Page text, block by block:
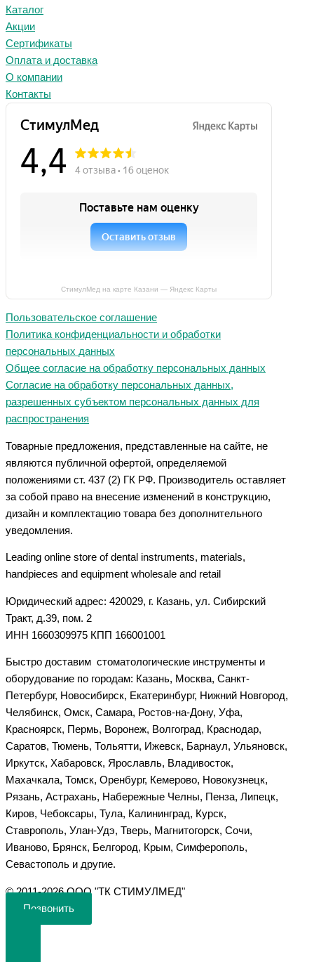
Каталог
Акции
Сертификаты
Оплата и доставка
О компании
Контакты
СтимулМед на карте Казани — Яндекс Карты
Пользовательское соглашение
Политика конфиденциальности и обработки
персональных данных
Общее согласие на обработку персональных данных
Согласие на обработку персональных данных,
разрешенных субъектом персональных данных для
распространения
Товарные предложения, представленные на сайте, не
являются публичной офертой, определяемой
положениями ст. 437 (2) ГК РФ. Производитель оставляет
за собой право на внесение изменений в конструкцию,
дизайн и комплектацию товара без дополнительного
уведомления.
Leading online store of dental instruments, materials,
handpieces and equipment wholesale and retail
Юридический адрес: 420029, г. Казань, ул. Сибирский
Тракт, д.39, пом. 2
ИНН 1660309975 КПП 166001001
Быстро доставим стоматологические инструменты и
оборудование по городам: Казань, Москва, Санкт-
Петербург, Новосибирск, Екатеринбург, Нижний Новгород,
Челябинск, Омск, Самара, Ростов-на-Дону, Уфа,
Красноярск, Пермь, Воронеж, Волгоград, Краснодар,
Саратов, Тюмень, Тольятти, Ижевск, Барнаул, Ульяновск,
Иркутск, Хабаровск, Ярославль, Владивосток,
Махачкала, Томск, Оренбург, Кемерово, Новокузнецк,
Рязань, Астрахань, Набережные Челны, Пенза, Липецк,
Киров, Чебоксары, Тула, Калининград, Курск,
Ставрополь, Улан-Удэ, Тверь, Магнитогорск, Сочи,
Иваново, Брянск, Белгород, Крым, Симферополь,
Севастополь и другие.
©️ 2011-2026 ООО "ТК СТИМУЛМЕД"
Позвонить